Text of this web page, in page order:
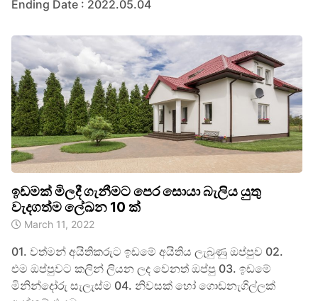
Ending Date : 2022.05.04
ඉඩමක් මිලදී ගැනීමට පෙර සොයා බැලිය යුතු
වැදගත්ම ලේඛන 10 ක්
March 11, 2022
01. වත්මන් අයිතිකරුට ඉඩමේ අයිතිය ලැබුණු ඔප්පුව 02.
එම ඔප්පුවට කලින් ලියන ලද වෙනත් ඔප්පු 03. ඉඩමේ
මිනින්දෝරු සැලැස්ම 04. නිවසක් හෝ ගොඩනැගිල්ලක්